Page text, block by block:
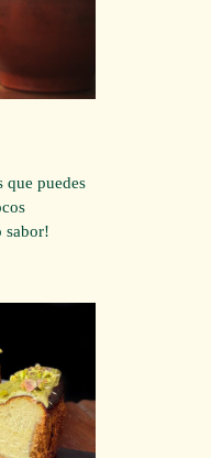
que puedes
sabor!